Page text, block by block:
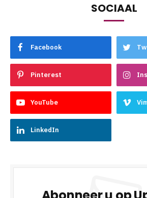
SOCIAAL
Facebook
Pinterest
YouTube
LinkedIn